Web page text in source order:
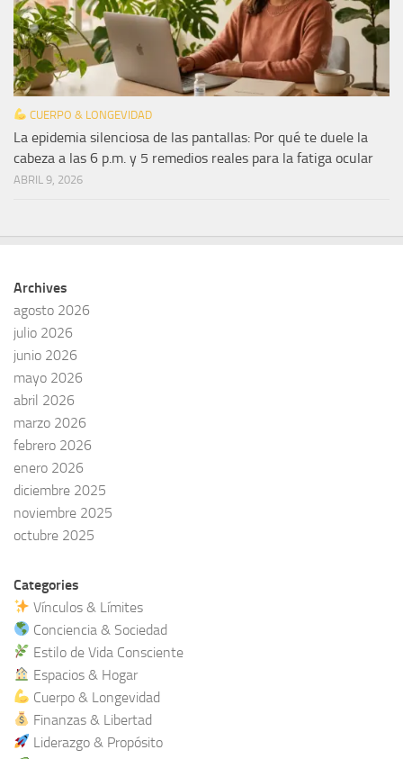
CUERPO & LONGEVIDAD
La epidemia silenciosa de las pantallas: Por qué te duele la
cabeza a las 6 p.m. y 5 remedios reales para la fatiga ocular
ABRIL 9, 2026
Archives
agosto 2026
julio 2026
junio 2026
mayo 2026
abril 2026
marzo 2026
febrero 2026
enero 2026
diciembre 2025
noviembre 2025
octubre 2025
Categories
Vínculos & Límites
Conciencia & Sociedad
Estilo de Vida Consciente
Espacios & Hogar
Cuerpo & Longevidad
Finanzas & Libertad
Liderazgo & Propósito